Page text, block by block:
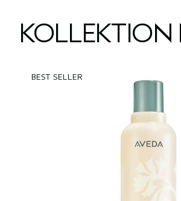
KOLLEKTION
BEST SELLER